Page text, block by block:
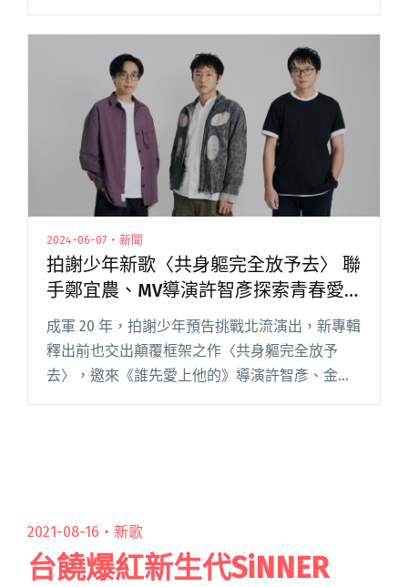
後，沈澱了一段時間，於 2021 年體悟並感知到生
老病死等生命歷程的閱讀全文 "前衛實驗創作樂
團一虎一虎首張創作專輯《病子病病病子》 金曲
製作人鄭各均擔綱製作"
2024-06-07・新聞
拍謝少年新歌〈共身軀完全放予去〉 聯
手鄭宜農、MV導演許智彥探索青春愛
慾
成軍 20 年，拍謝少年預告挑戰北流演出，新專輯
釋出前也交出顛覆框架之作〈共身軀完全放予
去〉，邀來《誰先愛上他的》導演許智彥、金曲
歌后鄭宜農共同探索愛情的各種樣貌。此曲也是
2021-08-16・ 新歌
台饒爆紅新生代SiNNER